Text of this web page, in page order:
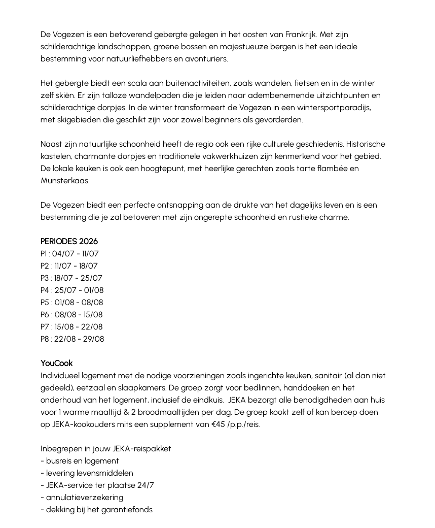
De Vogezen is een betoverend gebergte gelegen in het oosten van Frankrijk. Met zijn
schilderachtige landschappen, groene bossen en majestueuze bergen is het een ideale
bestemming voor natuurliefhebbers en avonturiers.
Het gebergte biedt een scala aan buitenactiviteiten, zoals wandelen, fietsen en in de winter
zelf skiën. Er zijn talloze wandelpaden die je leiden naar adembenemende uitzichtpunten en
schilderachtige dorpjes. In de winter transformeert de Vogezen in een wintersportparadijs,
met skigebieden die geschikt zijn voor zowel beginners als gevorderden.
Naast zijn natuurlijke schoonheid heeft de regio ook een rijke culturele geschiedenis. Historische
kastelen, charmante dorpjes en traditionele vakwerkhuizen zijn kenmerkend voor het gebied.
De lokale keuken is ook een hoogtepunt, met heerlijke gerechten zoals tarte flambée en
Munsterkaas.
De Vogezen biedt een perfecte ontsnapping aan de drukte van het dagelijks leven en is een
bestemming die je zal betoveren met zijn ongerepte schoonheid en rustieke charme.
PERIODES 2026
P1 : 04/07 - 11/07
P2 : 11/07 - 18/07
P3 : 18/07 - 25/07
P4 : 25/07 - 01/08
P5 : 01/08 - 08/08
P6 : 08/08 - 15/08
P7 : 15/08 - 22/08
P8 : 22/08 - 29/08
YouCook
Individueel logement met de nodige voorzieningen zoals ingerichte keuken, sanitair (al dan niet
gedeeld), eetzaal en slaapkamers. De groep zorgt voor bedlinnen, handdoeken en het
onderhoud van het logement, inclusief de eindkuis.  JEKA bezorgt alle benodigdheden aan huis
voor 1 warme maaltijd & 2 broodmaaltijden per dag. De groep kookt zelf of kan beroep doen
op JEKA-kookouders mits een supplement van €45 /p.p./reis.
Inbegrepen in jouw JEKA-reispakket
- busreis en logement
- levering levensmiddelen
- JEKA-service ter plaatse 24/7
- annulatieverzekering
- dekking bij het garantiefonds